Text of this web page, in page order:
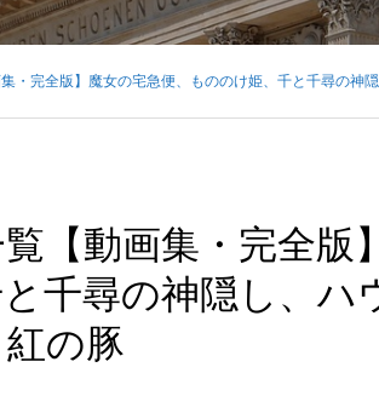
・完全版】魔女の宅急便、もののけ姫、千と千尋の神
【動画集・完全版
千尋の神隠し、ハ
の豚